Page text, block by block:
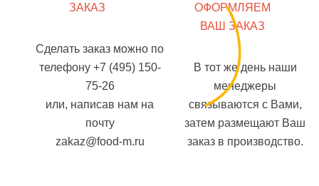
ЗАКАЗ
Сделать заказ можно по
телефону +7 (495) 150-
75-26
или, написав нам на
почту
zakaz@food-m.ru
ОФОРМЛЯЕМ
ВАШ ЗАКАЗ
В тот же день наши
менеджеры
связываются с Вами,
затем размещают Ваш
заказ в производство.